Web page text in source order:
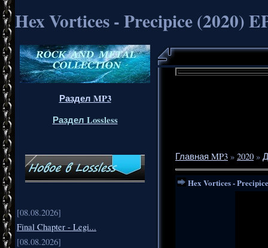
Hex Vortices - Precipice (2020)
Раздел MP3
Раздел Lossless
[08.08.2026]
Final Chapter - Legi...
[08.08.2026]
Главная MP3 » 2020 »
Hex Vortices -